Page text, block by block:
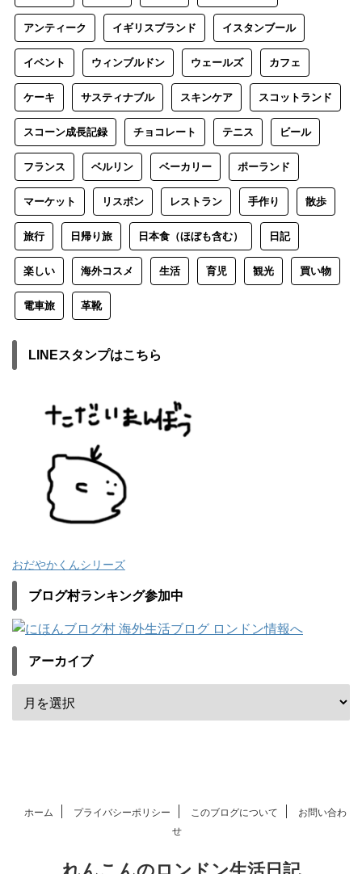
アンティーク イギリスブランド イスタンブール
イベント ウィンブルドン ウェールズ カフェ
ケーキ サスティナブル スキンケア スコットランド
スコーン成長記録 チョコレート テニス ビール
フランス ベルリン ベーカリー ポーランド
マーケット リスボン レストラン 手作り 散歩
旅行 日帰り旅 日本食（ほぼも含む） 日記
楽しい 海外コスメ 生活 育児 観光 買い物
電車旅 革靴
LINEスタンプはこちら
おだやかくんシリーズ
ブログ村ランキング参加中
アーカイブ
ホーム プライバシーポリシー このブログについて
お問い合わ
せ